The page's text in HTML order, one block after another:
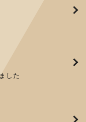
した
テックジャパ
た
の割当完了に関
門）」に認定さ